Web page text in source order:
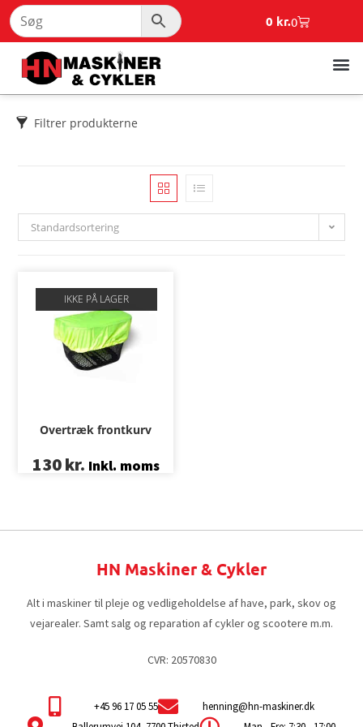
0 kr.0
Filtrer produkterne
Standardsortering
IKKE PÅ LAGER
Overtræk frontkurv
130kr. Inkl. moms
HN Maskiner & Cykler
Alt i maskiner til pleje og vedligeholdelse af have, park, skov og
vejarealer. Samt salg og reparation af cykler og scootere m.m.
CVR: 20570830
+45 96 17 05 55
henning@hn-maskiner.dk